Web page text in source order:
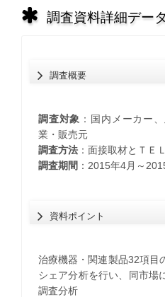
調査資料詳細データ
調査概要
調査対象 ：国内メーカー
業・販売元
調査方法：面接取材とＴＥ
調査期間 ：2015年4月～
資料ポイント
治療機器・関連製品32項目
シェア分析を行い、同市場
調査分析